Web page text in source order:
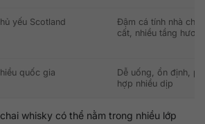
yếu Scotland
Đậm cá tính nhà
cất, nhiều tầng
quốc gia
Dễ uống, ổn định,
hợp nhiều dịp
whisky có thể nằm trong nhiều lớp